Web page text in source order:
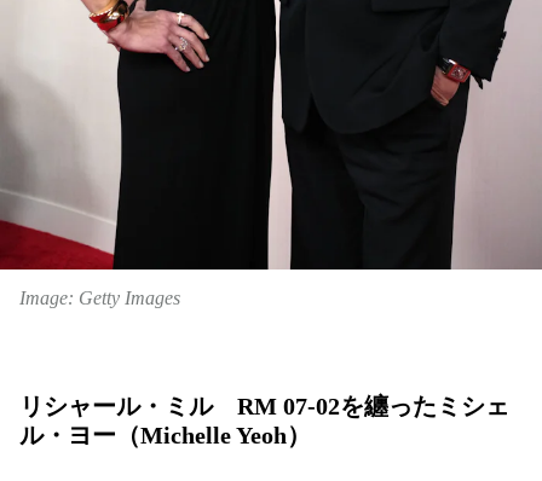
Image: Getty Images
リシャール・ミル RM 07-02を纏ったミシェ
ル・ヨー（Michelle Yeoh）